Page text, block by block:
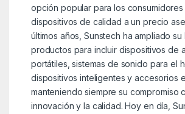
opción popular para los
dispositivos de calidad a un precio
últimos años, Sunstech ha ampliado su
productos para incluir dispositivos de
portátiles, sistemas de sonido para el
dispositivos inteligentes y accesorios
manteniendo siempre su compromiso
innovación y la calidad. Hoy en día,